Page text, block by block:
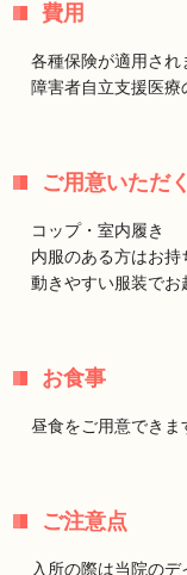
費用
各種保険が適用され
障害者自立支援医
ご用意いただ
コップ・室内履き
内服のある方はお持
動きやすい服装でお
お食事
昼食をご用意できま
ご注意点
入所の際は当院の